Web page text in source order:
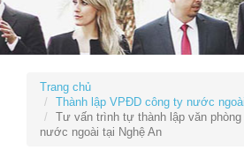
Trang chủ
Thành lập VPĐD công ty nước
Tư vấn trình tự thành lập văn
nước ngoài tại Nghệ An